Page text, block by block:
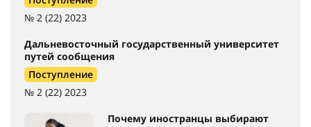
Статьи в журнале HED
Санкт-Петербургский государственный
университет промышленных технологий и
дизайна
Поступление